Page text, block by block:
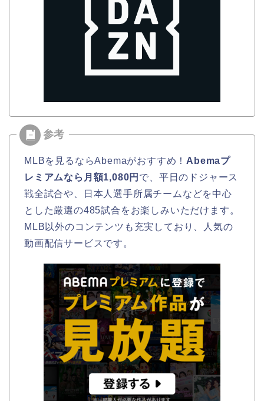
MLBを見るならAbemaがおすすめ！ Abemaプ
レミアムなら月額1,080円 で、平日のドジャース
戦全試合や、日本人選手所属チームなどを中心
とした厳選の485試合をお楽しみいただけます。
MLB以外のコンテンツも充実しており、人気の
動画配信サービスです。